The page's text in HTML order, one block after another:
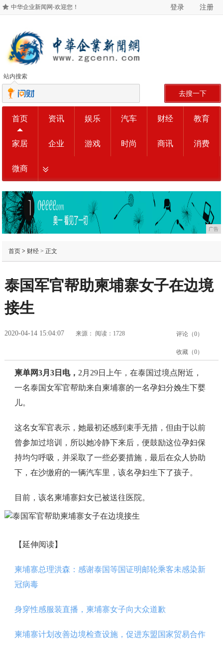
中华企业新闻网-欢迎您！ 登录 注册
站内搜索
去搜一下
首页 资讯 娱乐 汽车 财经 教育
家居 企业 游戏 时尚 商讯 消费
微商
广告
首页> 财经> 正文
泰国军官帮助柬埔寨女子在边境
接生
2020-04-14 15:04:07 来源： 阅读：1728 评论（0）
收藏（0）
柬单网3月3日电， 2月29日上午，在泰国过境点附近，
一名泰国女军官帮助来自柬埔寨的一名孕妇分娩生下婴
儿。
这名女军官表示，她最初还感到束手无措，但由于以前
曾参加过培训，所以她冷静下来后，便鼓励这位孕妇保
持均匀呼吸，并采取了一些必要措施，最后在众人协助
下，在沙缴府的一辆汽车里，该名孕妇生下了孩子。
目前，该名柬埔寨妇女已被送往医院。
【延伸阅读】
柬埔寨总理洪森：感谢泰国等国证明邮轮乘客未感染新
冠病毒
身穿性感服装直播，柬埔寨女子向大众道歉
柬埔寨计划改善边境检查设施，促进东盟国家贸易合作